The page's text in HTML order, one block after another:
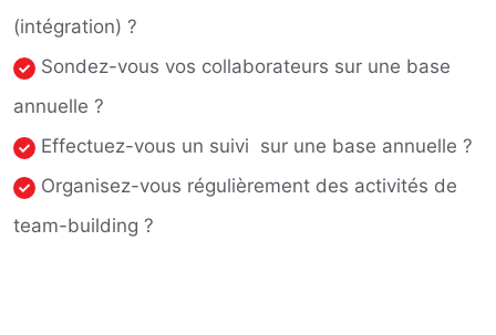
(intégration) ?
Sondez-vous vos collaborateurs sur une base
annuelle ?
Effectuez-vous un suivi sur une base annuelle ?
Organisez-vous régulièrement des activités de
team-building ?